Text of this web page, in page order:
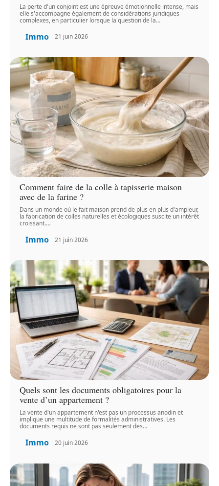
La perte d'un conjoint est une épreuve émotionnelle intense, mais
elle s'accompagne également de considérations juridiques
complexes, en particulier lorsque la question de la…
Immo 21 juin 2026
Comment faire de la colle à tapisserie maison
avec de la farine ?
Dans un monde où le fait maison prend de plus en plus d'ampleur,
la fabrication de colles naturelles et écologiques suscite un intérêt
croissant.…
Immo 21 juin 2026
Quels sont les documents obligatoires pour la
vente d’un appartement ?
La vente d'un appartement n'est pas un processus anodin et
implique une multitude de formalités administratives. Les
documents requis ne sont pas seulement des…
Immo 20 juin 2026